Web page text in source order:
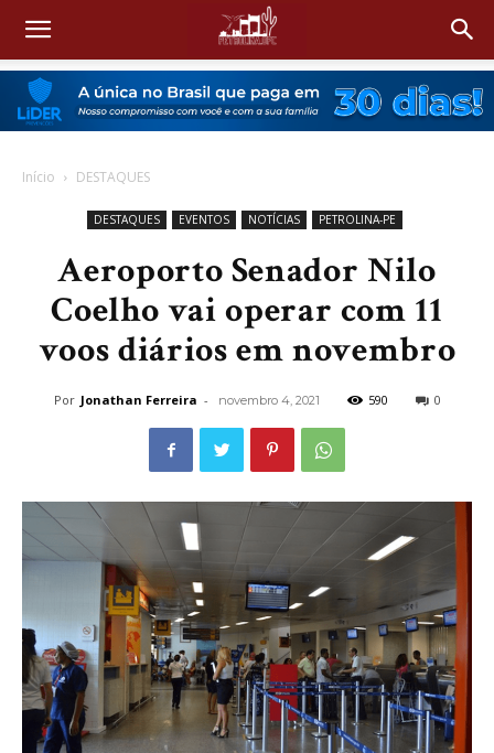
Início DESTAQUES
DESTAQUES EVENTOS NOTÍCIAS PETROLINA-PE
Aeroporto Senador Nilo
Coelho vai operar com 11
voos diários em novembro
Por Jonathan Ferreira - novembro 4, 2021 590 0